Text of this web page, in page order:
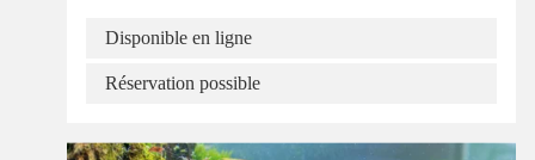
Disponible en ligne
Réservation possible